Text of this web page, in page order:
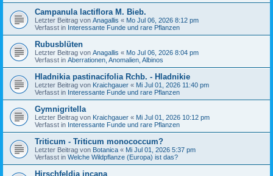
Campanula lactiflora M. Bieb.
Letzter Beitrag von Anagallis « Mo Jul 06, 2026 8:12 pm
Verfasst in Interessante Funde und rare Pflanzen
Rubusblüten
Letzter Beitrag von Anagallis « Mo Jul 06, 2026 8:04 pm
Verfasst in Aberrationen, Anomalien, Albinos
Hladnikia pastinacifolia Rchb. - Hladnikie
Letzter Beitrag von Kraichgauer « Mi Jul 01, 2026 11:40 pm
Verfasst in Interessante Funde und rare Pflanzen
Gymnigritella
Letzter Beitrag von Kraichgauer « Mi Jul 01, 2026 10:12 pm
Verfasst in Interessante Funde und rare Pflanzen
Triticum - Triticum monococcum?
Letzter Beitrag von Botanica « Mi Jul 01, 2026 5:37 pm
Verfasst in Welche Wildpflanze (Europa) ist das?
Hirschfeldia incana